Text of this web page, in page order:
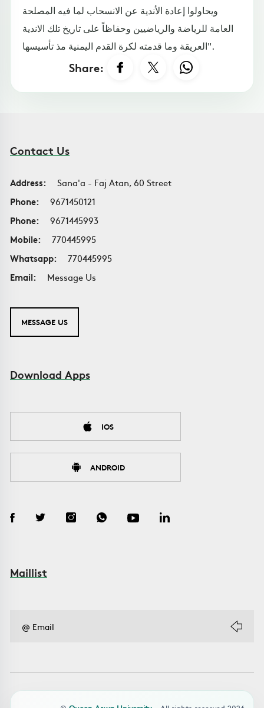
ويحاولوا إعادة الأندية عن الانسحاب لما فيه المصلحة
العامة للرياضة والرياضيين وحفاظاً على تاريخ تلك الاندية
العريقة وما قدمته لكرة القدم اليمنية مذ تأسيسها".
Share:
Contact Us
Address:
Sana'a - Faj Atan, 60 Street
Phone:
9671450121
Phone:
9671445993
Mobile:
770445995
Whatsapp:
770445995
Email:
Message Us
MESSAGE US
Download Apps
IOS
ANDROID
Maillist